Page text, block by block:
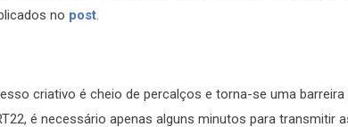
no post.
criativo é cheio de percalços e torna-se uma
é necessário apenas alguns minutos para transmitir